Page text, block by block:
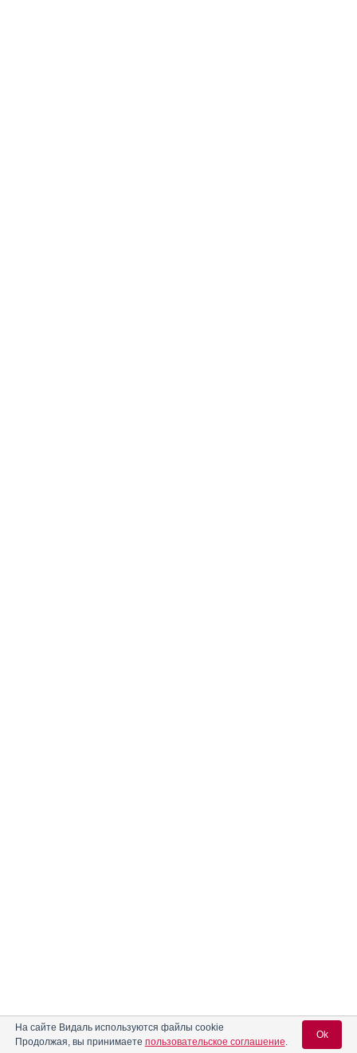
На сайте Видаль используются файлы cookie
Продолжая, вы принимаете пользовательское соглашение.
Ok